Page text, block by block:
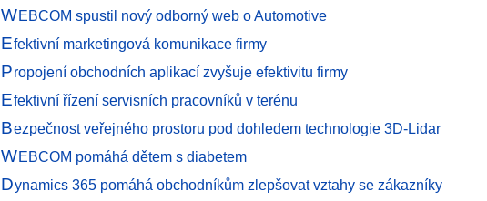
WEBCOM spustil nový odborný web o Automotive
Efektivní marketingová komunikace firmy
Propojení obchodních aplikací zvyšuje efektivitu firmy
Efektivní řízení servisních pracovníků v terénu
Bezpečnost veřejného prostoru pod dohledem technologie 3D-Lidar
WEBCOM pomáhá dětem s diabetem
Dynamics 365 pomáhá obchodníkům zlepšovat vztahy se zákazníky